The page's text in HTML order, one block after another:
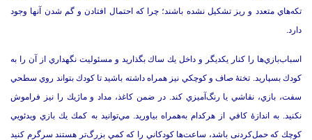
تكه‌هاي متعدد و ريز تشكيل نشده باشند؛ چرا كه احتمال افتادن و گم‌ شدن آنها وجود
دارد.‌
اسباب‌بازي‌ها را كنار يكديگر و داخل يك ساك بگذارید و مسئوليت نگهداري از آن را به
كودك بسپاريد.‌ تختۀ صاف و كوچكي نیز همراه داشته باشيد تا كودك بتواند روي سطحي
سفت، بازي، نقاشي يا رنگ‌آميزي كند.‌ در ضمن كاغذ، مداد و ماژيك را نيز فراموش
نكنيد.‌ به اندازۀ كافي از هركدام به‌همراه بياوريد.‌ مي‌توانيد به كمك يك بازي ويدئويي
كوچك كه ‌حمل‌کردنی باشد، ساعت‌ها كودكاني را كه كمي بزرگ‌تر هستند سرگرم كنيد